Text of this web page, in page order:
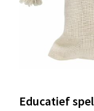
Educatief